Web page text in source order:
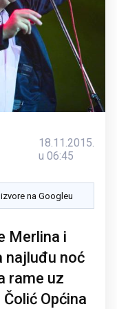
18.11.2015.
u 06:45
na Googleu
Merlina i
najluđu noć
rame uz
Općina